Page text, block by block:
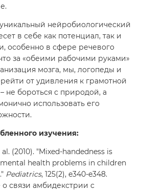
нейробиологический
в себе как потенциал, так и
особенно в сфере речевого
за «обеими рабочими руками»
мозга, мы, логопеды и
от удивления к грамотной
не бороться с природой, а
использовать его
изучения:
(2010). "Mixed-handedness is
health problems in children
Pediatrics, 125(2), e340-e348.
связи амбидекстрии с